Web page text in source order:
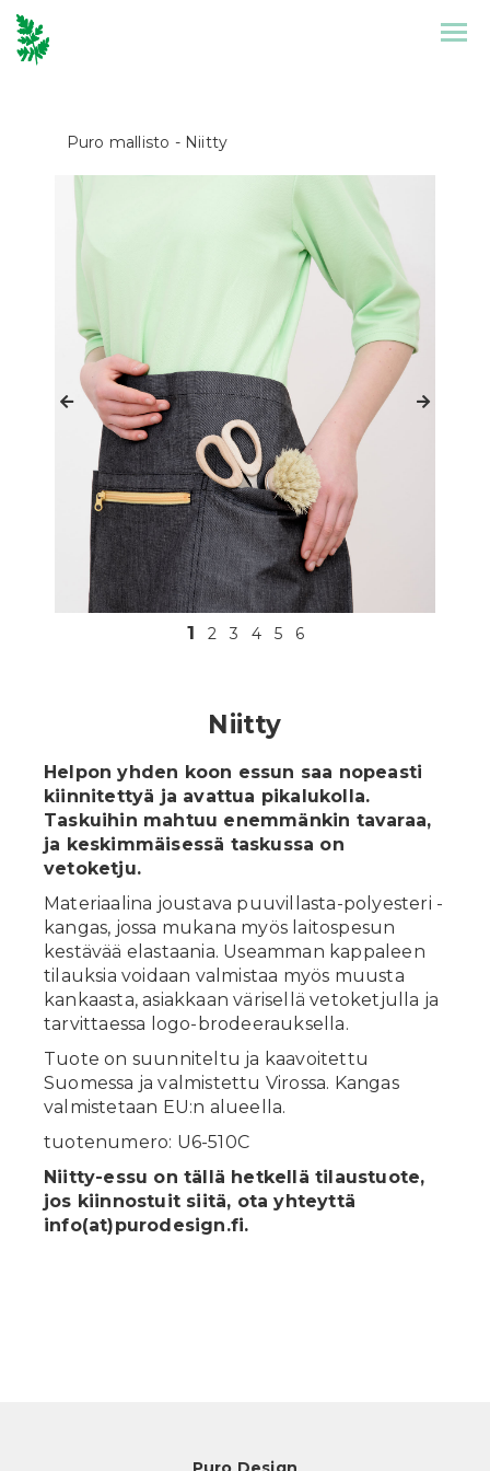
References
Stories
Contact
Shopping
Suomeksi
Puro mallisto - Niitty
1 2 3 4 5 6
Niitty
Helpon yhden koon essun saa nopeasti
kiinnitettyä ja avattua pikalukolla.
Taskuihin mahtuu enemmänkin tavaraa,
ja keskimmäisessä taskussa on
vetoketju.
Materiaalina joustava puuvillasta-polyesteri -
kangas, jossa mukana myös laitospesun
kestävää elastaania. Useamman kappaleen
tilauksia voidaan valmistaa myös muusta
kankaasta, asiakkaan värisellä vetoketjulla ja
tarvittaessa logo-brodeerauksella.
Tuote on suunniteltu ja kaavoitettu
Suomessa ja valmistettu Virossa. Kangas
valmistetaan EU:n alueella.
tuotenumero: U6-510C
Niitty-essu on tällä hetkellä tilaustuote,
jos kiinnostuit siitä, ota yhteyttä
info(at)purodesign.fi.